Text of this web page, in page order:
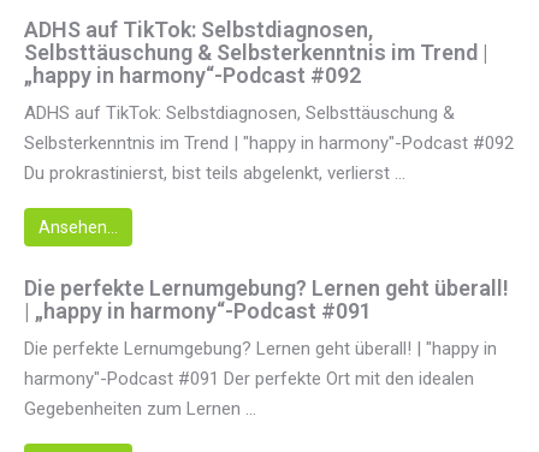
ADHS auf TikTok: Selbstdiagnosen,
Selbsttäuschung & Selbsterkenntnis im Trend |
„happy in harmony“-Podcast #092
ADHS auf TikTok: Selbstdiagnosen, Selbsttäuschung &
Selbsterkenntnis im Trend | "happy in harmony"-Podcast #092
Du prokrastinierst, bist teils abgelenkt, verlierst ...
Ansehen...
Die perfekte Lernumgebung? Lernen geht überall!
| „happy in harmony“-Podcast #091
Die perfekte Lernumgebung? Lernen geht überall! | "happy in
harmony"-Podcast #091 Der perfekte Ort mit den idealen
Gegebenheiten zum Lernen ...